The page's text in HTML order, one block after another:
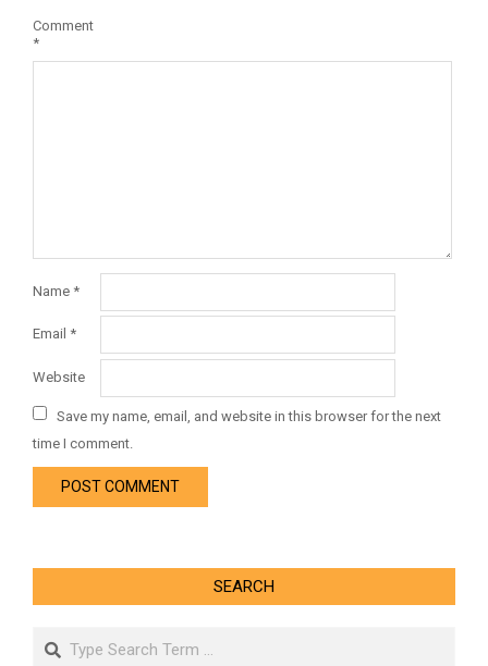
Comment
*
Name *
Email *
Website
Save my name, email, and website in this browser for the next
time I comment.
SEARCH
Search